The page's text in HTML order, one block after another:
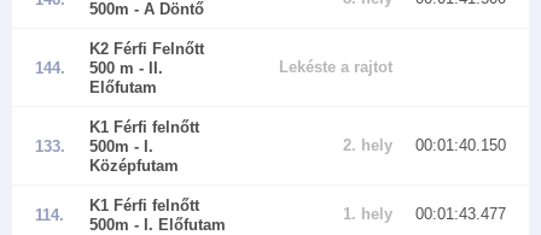
500m - A Döntő
144.
K2 Férfi Felnőtt
500 m - II.
Előfutam
Lekéste a rajtot
133.
K1 Férfi felnőtt
500m - I.
Középfutam
2. hely 00:01:40.150
114.
K1 Férfi felnőtt
500m - I. Előfutam
1. hely 00:01:43.477